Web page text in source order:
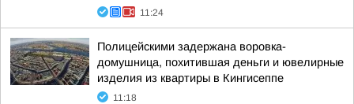
11:24
Полицейскими задержана воровка-
домушница, похитившая деньги и ювелирные
изделия из квартиры в Кингисеппе
11:18